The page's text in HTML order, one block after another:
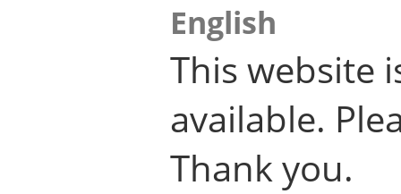
English
This website
available.
Thank you.